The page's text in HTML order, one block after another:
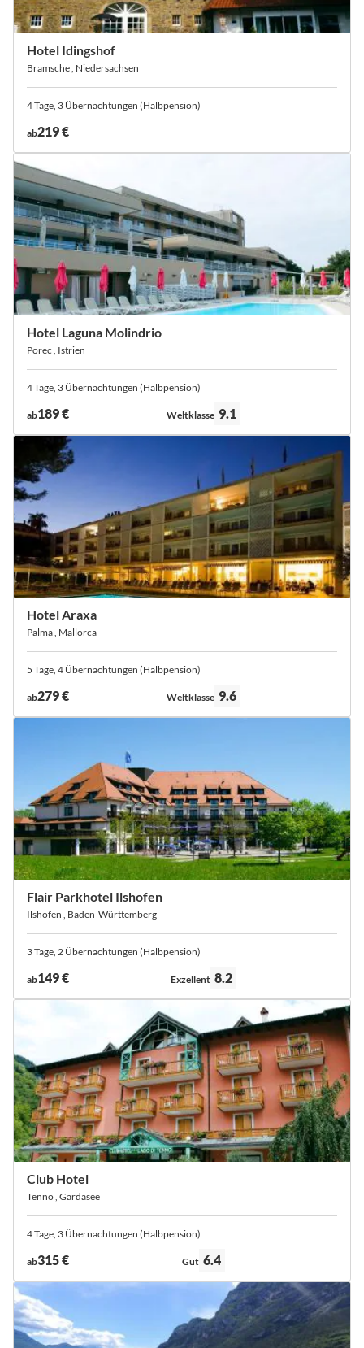
Hotel Idingshof
Bramsche , Niedersachsen
4 Tage, 3 Übernachtungen (Halbpension)
ab219 €
Hotel Laguna Molindrio
Porec , Istrien
4 Tage, 3 Übernachtungen (Halbpension)
ab189 € Bewertung:
Weltklasse 9.1
Hotel Araxa
Palma , Mallorca
5 Tage, 4 Übernachtungen (Halbpension)
ab279 € Bewertung:
Weltklasse 9.6
Flair Parkhotel Ilshofen
Ilshofen , Baden-Württemberg
3 Tage, 2 Übernachtungen (Halbpension)
ab149 € Bewertung:
Exzellent 8.2
Club Hotel
Tenno , Gardasee
4 Tage, 3 Übernachtungen (Halbpension)
ab315 € Bewertung:
Gut 6.4